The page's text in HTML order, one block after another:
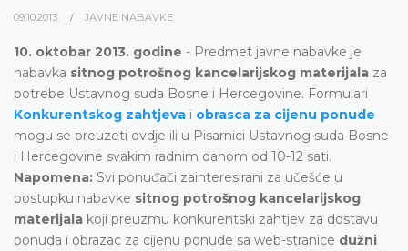
09.10.2013. JAVNE NABAVKE
10. oktobar 2013. godine - Predmet javne nabavke je
nabavka sitnog potrošnog kancelarijskog materijala za
potrebe Ustavnog suda Bosne i Hercegovine. Formulari
Konkurentskog zahtjeva i obrasca za cijenu ponude
mogu se preuzeti ovdje ili u Pisarnici Ustavnog suda Bosne
i Hercegovine svakim radnim danom od 10-12 sati.
Napomena: Svi ponuđači zainteresirani za učešće u
postupku nabavke sitnog potrošnog kancelarijskog
materijala koji preuzmu konkurentski zahtjev za dostavu
ponuda i obrazac za cijenu ponude sa web-stranice dužni